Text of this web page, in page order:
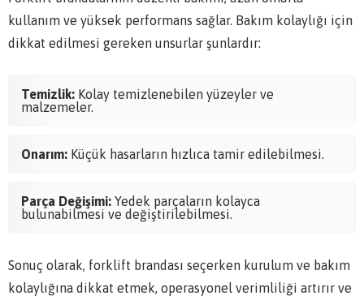
kullanım ve yüksek performans sağlar. Bakım kolaylığı için
dikkat edilmesi gereken unsurlar şunlardır:
Temizlik: Kolay temizlenebilen yüzeyler ve
malzemeler.
Onarım: Küçük hasarların hızlıca tamir edilebilmesi.
Parça Değişimi: Yedek parçaların kolayca
bulunabilmesi ve değiştirilebilmesi.
Sonuç olarak, forklift brandası seçerken kurulum ve bakım
kolaylığına dikkat etmek, operasyonel verimliliği artırır ve